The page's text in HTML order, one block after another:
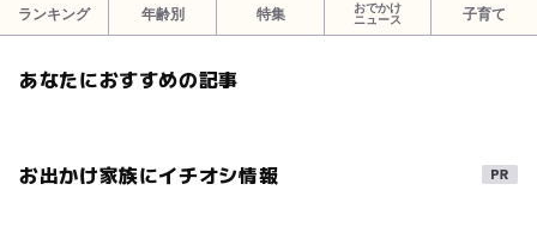
ランキング 年齢別 特集
おでかけ
ニュース
子育て
あなたにおすすめの記事
お出かけ家族にイチオシ情報